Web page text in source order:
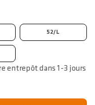
entrepôt dans 1-3 jours
52/L